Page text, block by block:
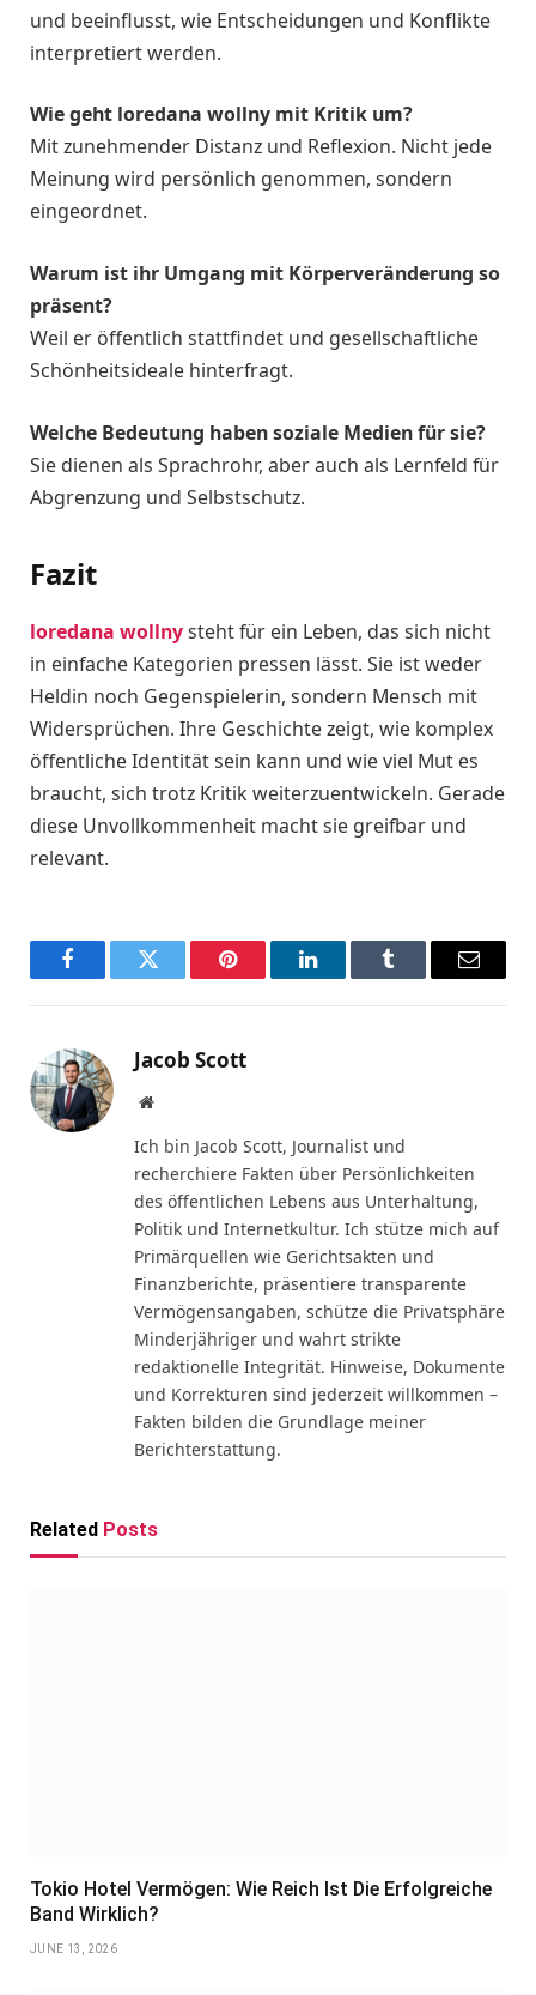
und beeinflusst, wie Entscheidungen und Konflikte
interpretiert werden.
Wie geht loredana wollny mit Kritik um?
Mit zunehmender Distanz und Reflexion. Nicht jede
Meinung wird persönlich genommen, sondern
eingeordnet.
Warum ist ihr Umgang mit Körperveränderung so
präsent?
Weil er öffentlich stattfindet und gesellschaftliche
Schönheitsideale hinterfragt.
Welche Bedeutung haben soziale Medien für sie?
Sie dienen als Sprachrohr, aber auch als Lernfeld für
Abgrenzung und Selbstschutz.
Fazit
loredana wollnysteht für ein Leben, das sich nicht
in einfache Kategorien pressen lässt. Sie ist weder
Heldin noch Gegenspielerin, sondern Mensch mit
Widersprüchen. Ihre Geschichte zeigt, wie komplex
öffentliche Identität sein kann und wie viel Mut es
braucht, sich trotz Kritik weiterzuentwickeln. Gerade
diese Unvollkommenheit macht sie greifbar und
relevant.
FacebookTwitter Pinterest LinkedInTumblr Email
Jacob Scott
Website
Ich bin Jacob Scott, Journalist und
recherchiere Fakten über Persönlichkeiten
des öffentlichen Lebens aus Unterhaltung,
Politik und Internetkultur. Ich stütze mich auf
Primärquellen wie Gerichtsakten und
Finanzberichte, präsentiere transparente
Vermögensangaben, schütze die Privatsphäre
Minderjähriger und wahrt strikte
redaktionelle Integrität. Hinweise, Dokumente
und Korrekturen sind jederzeit willkommen –
Fakten bilden die Grundlage meiner
Berichterstattung.
Related Posts
Tokio Hotel Vermögen: Wie Reich Ist Die Erfolgreiche
Band Wirklich?
JUNE 13, 2026